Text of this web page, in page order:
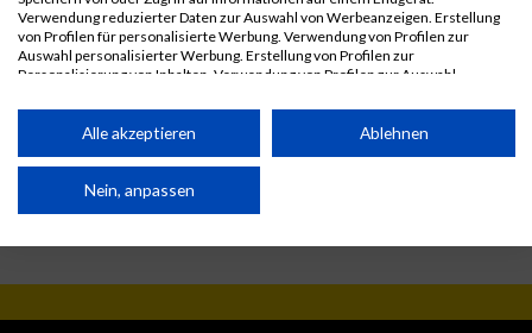
Verwendung reduzierter Daten zur Auswahl von Werbeanzeigen. Erstellung
von Profilen für personalisierte Werbung. Verwendung von Profilen zur
Auswahl personalisierter Werbung. Erstellung von Profilen zur
Personalisierung von Inhalten. Verwendung von Profilen zur Auswahl
Performance von Inhalten. Analyse von Zielgruppen durch Statistiken oder
Kombinationen von Daten aus verschiedenen Quellen. Entwicklung und
Inhalten.
Daten können außerhalb der Europäischen Union weitergegeben und in die
Alle akzeptieren Ablehnen
Nein, anpassen